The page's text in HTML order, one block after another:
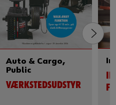
Auto & Cargo,
Public
VÆRKSTEDSUDSTYR